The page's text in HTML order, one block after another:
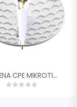
ANTENA CPE MIKROTIK RBLHG-5ND 24.5DBI 5GHZ PTP 316MW ROUTEROS L3